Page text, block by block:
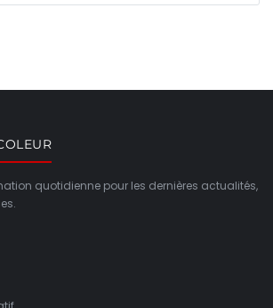
quotidienne pour les dernières actualités,